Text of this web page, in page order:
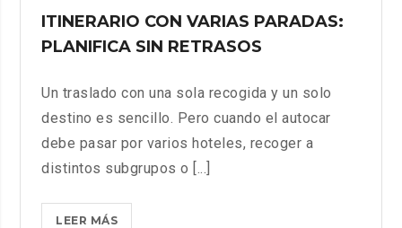
ITINERARIO CON VARIAS PARADAS:
PLANIFICA SIN RETRASOS
Un traslado con una sola recogida y un solo
destino es sencillo. Pero cuando el autocar
debe pasar por varios hoteles, recoger a
distintos subgrupos o [...]
LEER MÁSITINERARIO